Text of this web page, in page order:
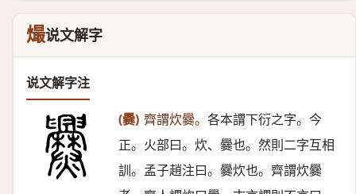
熶说文解字
说文解字注
(爨) 齊謂炊爨。 各本謂下衍之字。今
正。火部曰。炊、爨也。然則二字互相
訓。孟子趙注曰。爨炊也。齊謂炊爨